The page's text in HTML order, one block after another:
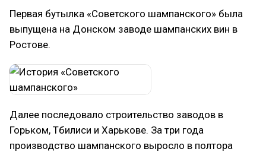
Первая бутылка «Советского шампанского» была
выпущена на Донском заводе шампанских вин в
Ростове.
Далее последовало строительство заводов в
Горьком, Тбилиси и Харькове. За три года
производство шампанского выросло в полтора